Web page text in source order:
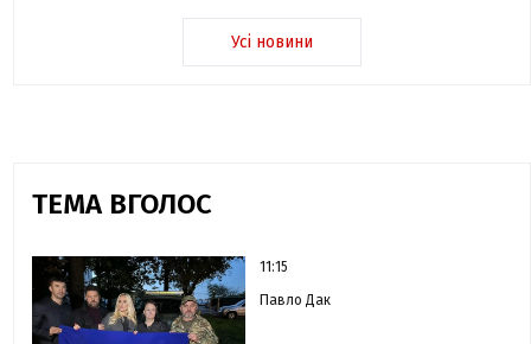
Усі новини
ТЕМА ВГОЛОС
11:15
Павло Дак